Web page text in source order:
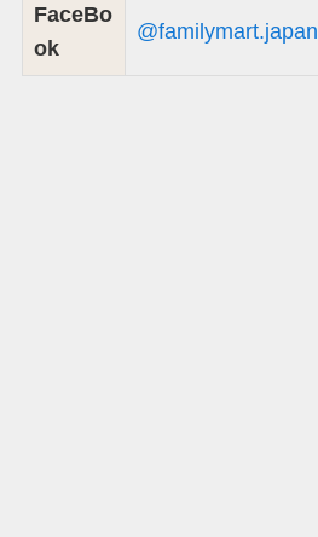
FaceBo
ok
@familymart.japan